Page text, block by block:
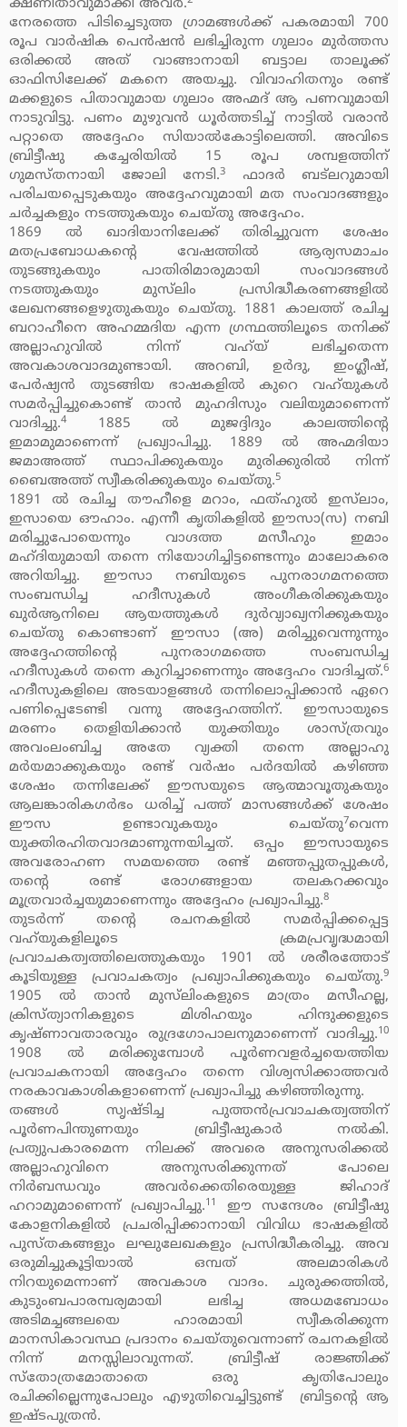
ക്ഷണിതാവുമാക്കി അവര്‍.
നേരത്തെ പിടിച്ചെടുത്ത ഗ്രാമങ്ങള്‍ക്ക് പകരമായി 700
രൂപ വാര്‍ഷിക പെന്‍ഷന്‍ ലഭിച്ചിരുന്ന ഗുലാം മുര്‍ത്തസ
ഒരിക്കല്‍ അത് വാങ്ങാനായി ബട്ടാല താലൂക്ക്
ഓഫിസിലേക്ക് മകനെ അയച്ചു. വിവാഹിതനും രണ്ട്
മക്കളുടെ പിതാവുമായ ഗുലാം അഹ്മദ് ആ പണവുമായി
നാടുവിട്ടു. പണം മുഴുവന്‍ ധൂര്‍ത്തടിച്ച് നാട്ടില്‍ വരാന്‍
പറ്റാതെ അദ്ദേഹം സിയാല്‍കോട്ടിലെത്തി. അവിടെ
ബ്രിട്ടീഷു കച്ചേരിയില്‍ 15 രൂപ ശമ്പളത്തിന്
ഗുമസ്തനായി ജോലി നേടി.3
ഫാദര്‍ ബട്‌ലറുമായി
പരിചയപ്പെടുകയും അദ്ദേഹവുമായി മത സംവാദങ്ങളും
ചര്‍ച്ചകളും നടത്തുകയും ചെയ്തു അദ്ദേഹം.
1869 ല്‍ ഖാദിയാനിലേക്ക് തിരിച്ചുവന്ന ശേഷം
മതപ്രബോധകന്റെ വേഷത്തില്‍ ആര്യസമാചം
തുടങ്ങുകയും പാതിരിമാരുമായി സംവാദങ്ങള്‍
നടത്തുകയും മുസ്‌ലിം പ്രസിദ്ധീകരണങ്ങളില്‍
ലേഖനങ്ങളെഴുതുകയും ചെയ്തു. 1881 കാലത്ത് രചിച്ച
ബറാഹീനെ അഹമ്മദിയ എന്ന ഗ്രന്ഥത്തിലൂടെ തനിക്ക്
അല്ലാഹുവില്‍ നിന്ന് വഹ്‌യ് ലഭിച്ചതെന്ന
അവകാശവാദമുണ്ടായി. അറബി, ഉര്‍ദു, ഇംഗ്ലീഷ്,
പേര്‍ഷ്യന്‍ തുടങ്ങിയ ഭാഷകളില്‍ കുറെ വഹ്‌യുകള്‍
സമര്‍പ്പിച്ചുകൊണ്ട് താന്‍ മുഹദിസും വലിയുമാണെന്ന്
വാദിച്ചു.41885 ല്‍ മുജദ്ദിദും കാലത്തിന്റെ
ഇമാമുമാണെന്ന് പ്രഖ്യാപിച്ചു. 1889 ല്‍ അഹ്മദിയാ
ജമാഅത്ത് സ്ഥാപിക്കുകയും മുരിക്കുരില്‍ നിന്ന്
ബൈഅത്ത് സ്വീകരിക്കുകയും ചെയ്തു.5
1891 ല്‍ രചിച്ച തൗഹീളെ മറാം, ഫത്ഹുല്‍ ഇസ്‌ലാം,
ഇസായെ ഔഹാം. എന്നീ കൃതികളില്‍ ഈസാ(സ) നബി
മരിച്ചുപോയെന്നും വാഗ്ദത്ത മസീഹും ഇമാം
മഹ്ദിയുമായി തന്നെ നിയോഗിച്ചിട്ടണ്ടെന്നും മാലോകരെ
അറിയിച്ചു. ഈസാ നബിയുടെ പുനരാഗമനത്തെ
സംബന്ധിച്ച ഹദീസുകള്‍ അംഗീകരിക്കുകയും
ഖുര്‍ആനിലെ ആയത്തുകള്‍ ദുര്‍വ്യാഖ്യനിക്കുകയും
ചെയ്തു കൊണ്ടാണ് ഈസാ (അ) മരിച്ചുവെന്നുന്നും
അദ്ദേഹത്തിന്റെ പുനരാഗമത്തെ സംബന്ധിച്ച
ഹദീസുകള്‍ തന്നെ കുറിച്ചാണെന്നും അദ്ദേഹം വാദിച്ചത്.6
ഹദീസുകളിലെ അടയാളങ്ങള്‍ തന്നിലൊപ്പിക്കാന്‍ ഏറെ
പണിപ്പെടേണ്ടി വന്നു അദ്ദേഹത്തിന്. ഈസായുടെ
മരണം തെളിയിക്കാന്‍ യുക്തിയും ശാസ്ത്രവും
അവംലംബിച്ച അതേ വ്യക്തി തന്നെ അല്ലാഹു
മര്‍യമാക്കുകയും രണ്ട് വര്‍ഷം പര്‍ദയില്‍ കഴിഞ്ഞ
ശേഷം തന്നിലേക്ക് ഈസയുടെ ആത്മാവൂതുകയും
ആലങ്കാരികഗര്‍ഭം ധരിച്ച് പത്ത് മാസങ്ങള്‍ക്ക് ശേഷം
ഈസ ഉണ്ടാവുകയും ചെയ്തു7വെന്ന
യുക്തിരഹിതവാദമാണുന്നയിച്ചത്. ഒപ്പം ഈസായുടെ
അവരോഹണ സമയത്തെ രണ്ട് മഞ്ഞപ്പുതപ്പുകള്‍,
തന്റെ രണ്ട് രോഗങ്ങളായ തലകറക്കവും
മൂത്രവാര്‍ച്ചയുമാണെന്നും അദ്ദേഹം പ്രഖ്യാപിച്ചു.8
തുടര്‍ന്ന് തന്റെ രചനകളില്‍ സമര്‍പ്പിക്കപ്പെട്ട
വഹ്‌യുകളിലൂടെ ക്രമപ്രവൃദ്ധമായി
പ്രവാചകത്വത്തിലെത്തുകയും 1901 ല്‍ ശരീരത്തോട്
കൂടിയുള്ള പ്രവാചകത്വം പ്രഖ്യാപിക്കുകയും ചെയ്തു.9
1905 ല്‍ താന്‍ മുസ്‌ലിംകളുടെ മാത്രം മസീഹല്ല,
ക്രിസ്ത്യാനികളുടെ മിശിഹയും ഹിന്ദുക്കളുടെ
കൃഷ്ണാവതാരവും രുദ്രഗോപാലനുമാണെന്ന് വാദിച്ചു.10
1908 ല്‍ മരിക്കുമ്പോള്‍ പൂര്‍ണവളര്‍ച്ചയെത്തിയ
പ്രവാചകനായി അദ്ദേഹം തന്നെ വിശ്വസിക്കാത്തവര്‍
നരകാവകാശികളാണെന്ന് പ്രഖ്യാപിച്ചു കഴിഞ്ഞിരുന്നു.
തങ്ങള്‍ സൃഷ്ടിച്ച പുത്തന്‍പ്രവാചകത്വത്തിന്
പൂര്‍ണപിന്തുണയും ബ്രിട്ടീഷുകാര്‍ നല്‍കി.
പ്രത്യുപകാരമെന്ന നിലക്ക് അവരെ അനുസരിക്കല്‍
അല്ലാഹുവിനെ അനുസരിക്കുന്നത് പോലെ
നിര്‍ബന്ധവും അവര്‍ക്കെതിരെയുള്ള ജിഹാദ്
ഹറാമുമാണെന്ന് പ്രഖ്യാപിച്ചു.11
ഈ സന്ദേശം ബ്രിട്ടീഷു
കോളനികളില്‍ പ്രചരിപ്പിക്കാനായി വിവിധ ഭാഷകളില്‍
പുസ്തകങ്ങളും ലഘുലേഖകളും പ്രസിദ്ധീകരിച്ചു. അവ
ഒരുമിച്ചുകൂട്ടിയാല്‍ ഒമ്പത് അലമാരികള്‍
നിറയുമെന്നാണ് അവകാശ വാദം. ചുരുക്കത്തില്‍,
കുടുംബപാരമ്പര്യമായി ലഭിച്ച അധമബോധം
അടിമച്ചങ്ങലയെ ഹാരമായി സ്വീകരിക്കുന്ന
മാനസികാവസ്ഥ പ്രദാനം ചെയ്തുവെന്നാണ് രചനകളില്‍
നിന്ന് മനസ്സിലാവുന്നത്. ബ്രിട്ടീഷ് രാജ്ഞിക്ക്
സ്‌തോത്രമോതാതെ ഒരു കൃതിപോലും
രചിക്കില്ലെന്നുപോലും എഴുതിവെച്ചിട്ടുണ്ട് ബ്രിട്ടന്റെ ആ
ഇഷ്ടപുത്രന്‍.